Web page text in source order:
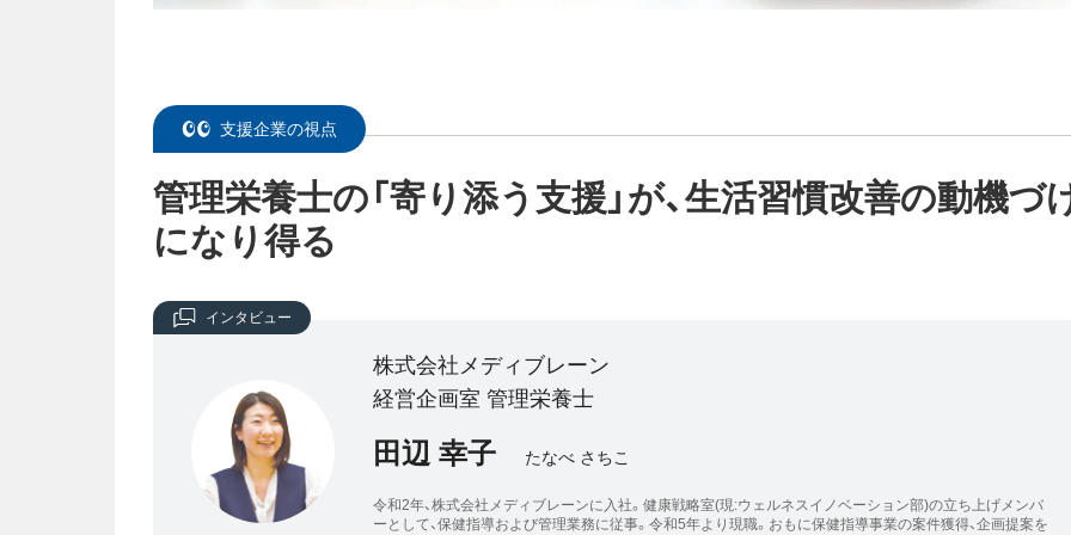
支援企業の視点
管理栄養士の「寄り添う支援」が、生活習慣改善の動機づ
になり得る
インタビュー
株式会社メディブレーン
経営企画室 管理栄養士
田辺 幸子 たなべ さちこ
令和2年、株式会社メディブレーンに入社。健康戦略室(現:ウェルネスイノベーション部)の立ち上げメンバ
ーとして、保健指導および管理業務に従事。令和5年より現職。おもに保健指導事業の案件獲得、企画提案を